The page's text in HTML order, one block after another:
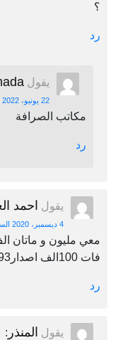
؟
رد
يقول
22 يونيو، 2022 الساعة 2:48 م
مكاتب الصرافة
رد
يقول احمد
4 ديسمبر، 2020 الساعة 4:48 م
معي مليون و ماتان
فات 100الف اصدار1993موبيل رقم01226312609
رد
يقول المنذر :